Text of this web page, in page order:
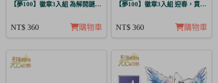
【夢100】徽章3入組 為解開謎題的妳施加愛的魔法 布里特芬
NT$ 360 購物車
【夢100】徽章3入組 迎春，貫徹仁
NT$ 360 購物車